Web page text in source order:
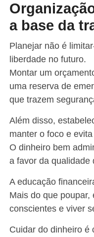
a base da
Planejar não é
liberdade no futuro.
Montar um
uma reserva de
que trazem
Além disso,
manter o foco e
O dinheiro bem
a favor da qualidade
A educação
Mais do que
conscientes e viver
Cuidar do dinheiro